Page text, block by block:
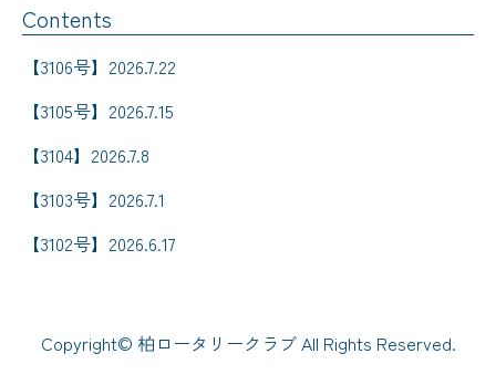
Contents
【3106号】2026.7.22
【3105号】2026.7.15
【3104】2026.7.8
【3103号】2026.7.1
【3102号】2026.6.17
Copyright© 柏ロータリークラブ All Rights Reserved.